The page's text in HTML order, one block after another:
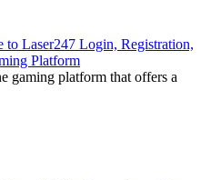
to Laser247 Login, Registration,
Platform
gaming platform that offers a